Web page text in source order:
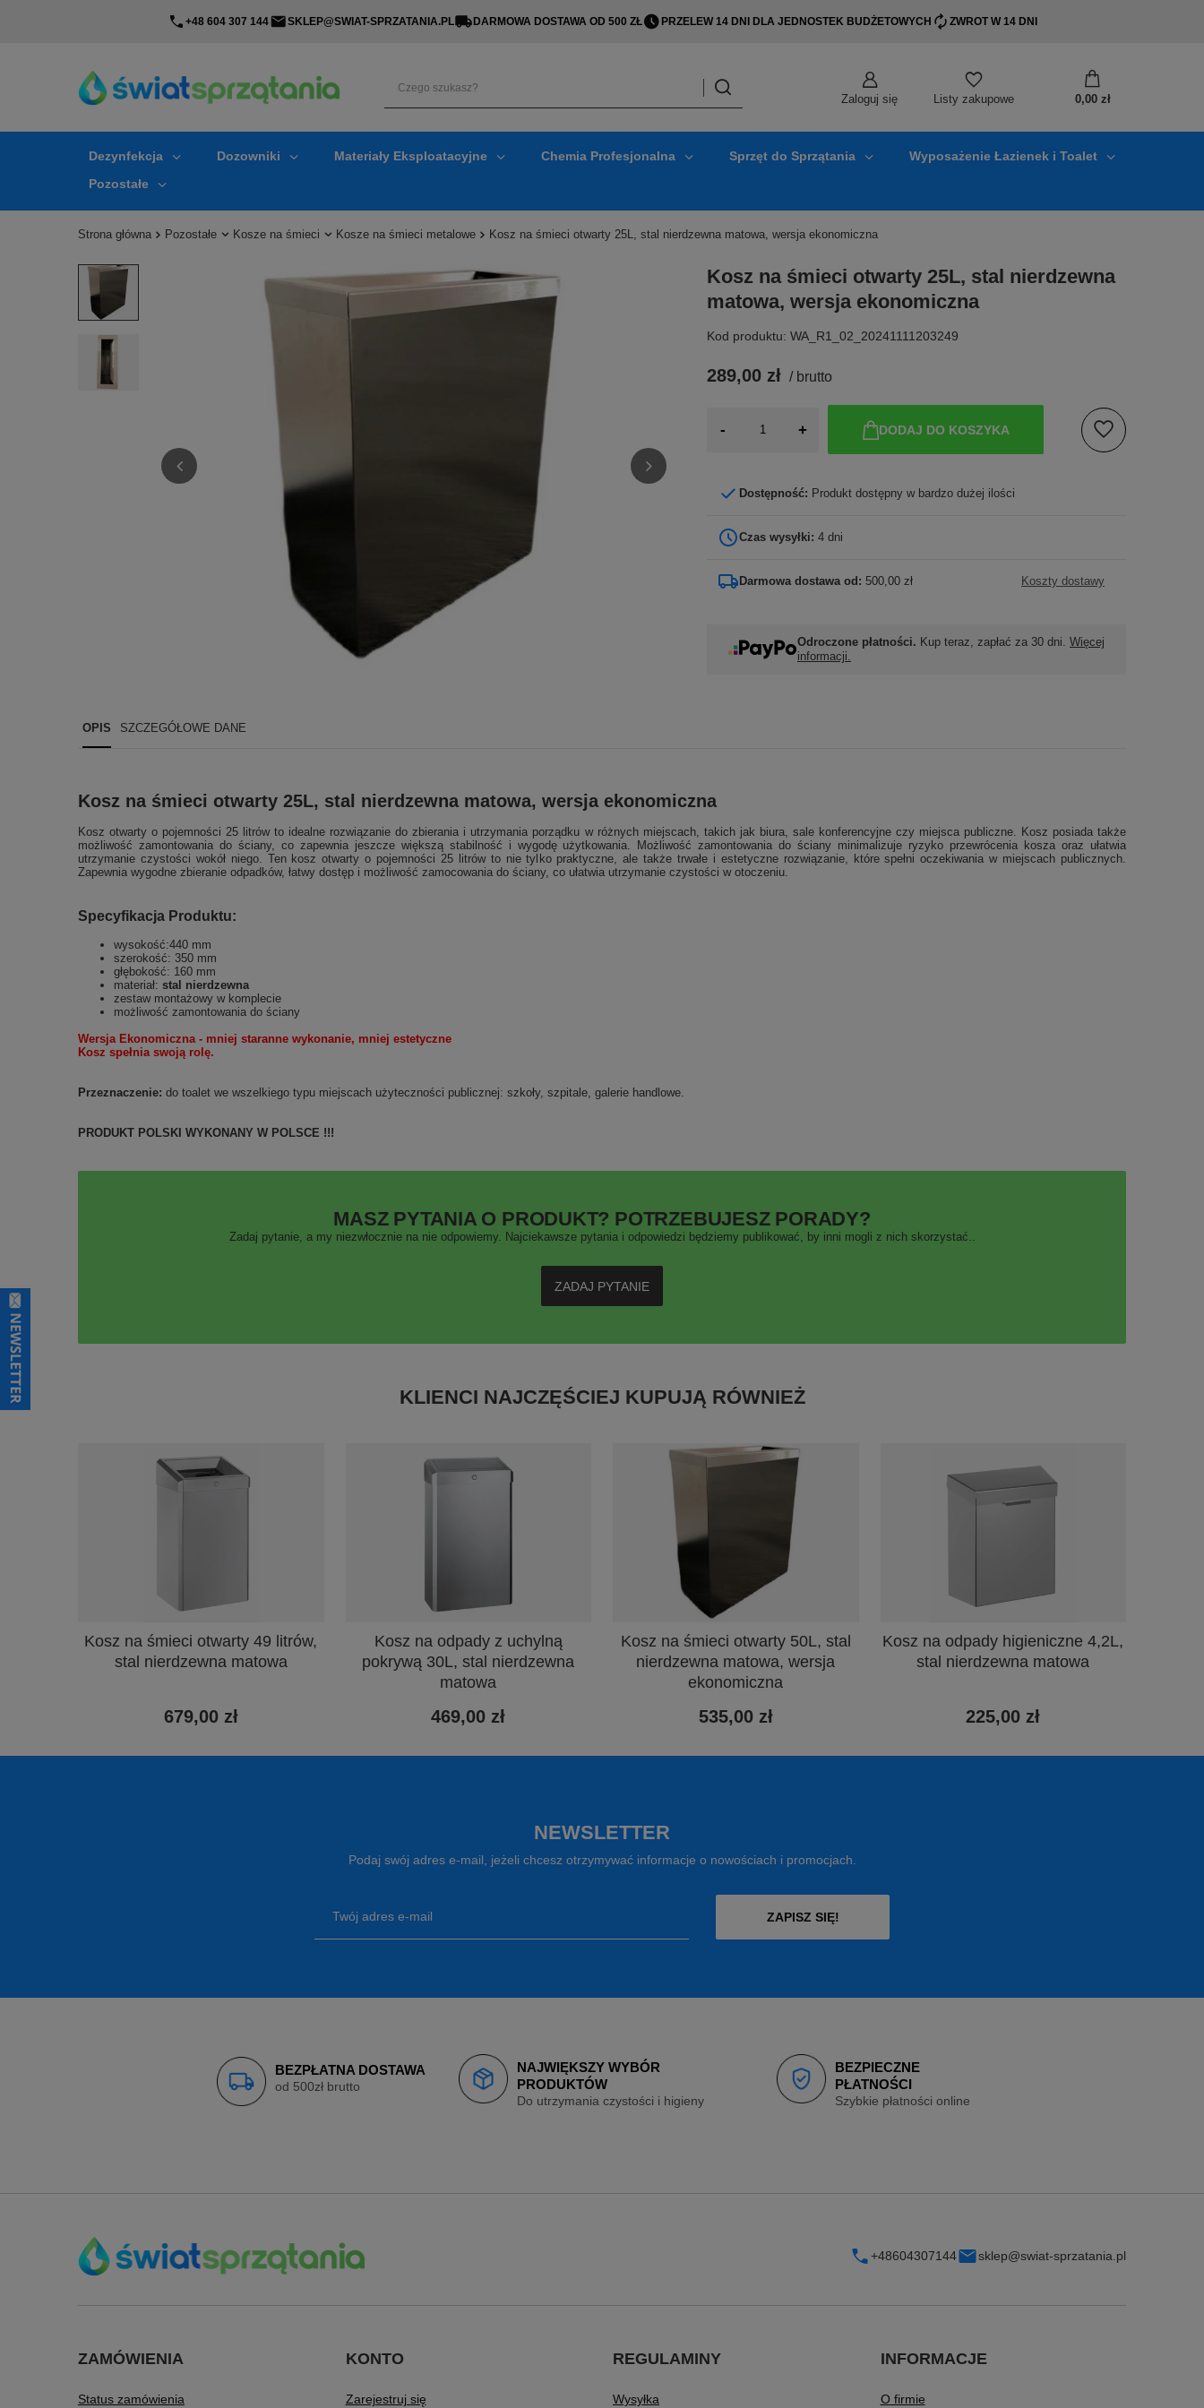
+48 604 307 144 SKLEP@SWIAT-SPRZATANIA.PL DARMOWA DOSTAWA OD 500 ZŁ PRZELEW 14 DNI DLA JEDNOSTEK BUDŻETOWYCH ZWROT W 14 DNI
Zaloguj się Listy zakupowe 0,00 zł
Dezynfekcja Dozowniki Materiały Eksploatacyjne Chemia Profesjonalna Sprzęt do Sprzątania
Wyposażenie Łazienek i Toalet
Pozostałe
Strona główna Pozostałe Kosze na śmieci Kosze na śmieci metalowe Kosz na śmieci otwarty 25L, stal nierdzewna matowa, wersja ekonomiczna
Kosz na śmieci otwarty 25L, stal nierdzewna
matowa, wersja ekonomiczna
Kod produktu: WA_R1_02_20241111203249
289,00 zł / brutto
- + DODAJ DO KOSZYKA
Dostępność: Produkt dostępny w bardzo dużej ilości
Czas wysyłki: 4 dni
Darmowa dostawa od: 500,00 zł Koszty dostawy
Odroczone płatności. Kup teraz, zapłać za 30 dni. Więcej
informacji.
OPIS SZCZEGÓŁOWE DANE
Kosz na śmieci otwarty 25L, stal nierdzewna matowa, wersja ekonomiczna
Kosz otwarty o pojemności 25 litrów to idealne rozwiązanie do zbierania i utrzymania porządku w różnych miejscach, takich jak biura, sale konferencyjne czy miejsca publiczne. Kosz posiada także
możliwość zamontowania do ściany, co zapewnia jeszcze większą stabilność i wygodę użytkowania. Możliwość zamontowania do ściany minimalizuje ryzyko przewrócenia kosza oraz ułatwia
utrzymanie czystości wokół niego. Ten kosz otwarty o pojemności 25 litrów to nie tylko praktyczne, ale także trwałe i estetyczne rozwiązanie, które spełni oczekiwania w miejscach publicznych.
Zapewnia wygodne zbieranie odpadków, łatwy dostęp i możliwość zamocowania do ściany, co ułatwia utrzymanie czystości w otoczeniu.
Specyfikacja Produktu:
wysokość:440 mm
szerokość: 350 mm
głębokość: 160 mm
materiał: stal nierdzewna
zestaw montażowy w komplecie
możliwość zamontowania do ściany
Wersja Ekonomiczna - mniej staranne wykonanie, mniej estetyczne
Kosz spełnia swoją rolę.
Przeznaczenie: do toalet we wszelkiego typu miejscach użyteczności publicznej: szkoły, szpitale, galerie handlowe.
PRODUKT POLSKI WYKONANY W POLSCE !!!
MASZ PYTANIA O PRODUKT? POTRZEBUJESZ PORADY?
Zadaj pytanie, a my niezwłocznie na nie odpowiemy. Najciekawsze pytania i odpowiedzi będziemy publikować, by inni mogli z nich skorzystać..
ZADAJ PYTANIE
KLIENCI NAJCZĘŚCIEJ KUPUJĄ RÓWNIEŻ
Kosz na śmieci otwarty 49 litrów,
stal nierdzewna matowa
679,00 zł
Kosz na odpady z uchylną
pokrywą 30L, stal nierdzewna
matowa
469,00 zł
Kosz na śmieci otwarty 50L, stal
nierdzewna matowa, wersja
ekonomiczna
535,00 zł
Kosz na odpady higieniczne 4,2L,
stal nierdzewna matowa
225,00 zł
NEWSLETTER
Podaj swój adres e-mail, jeżeli chcesz otrzymywać informacje o nowościach i promocjach.
Twój adres e-mail ZAPISZ SIĘ!
BEZPŁATNA DOSTAWA
od 500zł brutto
NAJWIĘKSZY WYBÓR
PRODUKTÓW
Do utrzymania czystości i higieny
BEZPIECZNE
PŁATNOŚCI
Szybkie płatności online
+48604307144 sklep@swiat-sprzatania.pl
ZAMÓWIENIA
Status zamówienia
KONTO
Zarejestruj się
REGULAMINY
Wysyłka
INFORMACJE
O firmie